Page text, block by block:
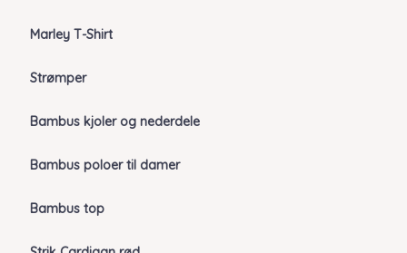
Marley T-Shirt
Strømper
Bambus kjoler og nederdele
Bambus poloer til damer
Bambus top